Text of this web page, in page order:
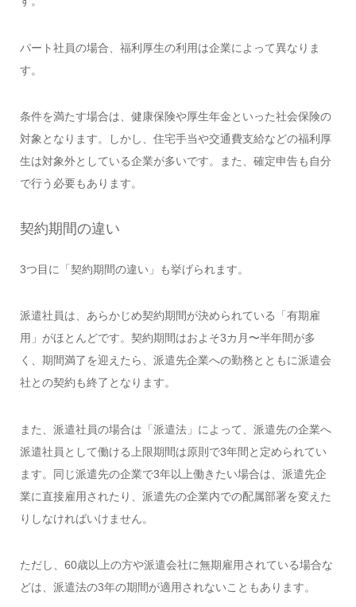
パート社員の場合、福利厚生の利用は企業によって異なりま
す。
条件を満たす場合は、健康保険や厚生年金といった社会保険の
対象となります。しかし、住宅手当や交通費支給などの福利厚
生は対象外としている企業が多いです。また、確定申告も自分
で行う必要もあります。
契約期間の違い
3つ目に「契約期間の違い」も挙げられます。
派遣社員は、あらかじめ契約期間が決められている「有期雇
用」がほとんどです。契約期間はおよそ3カ月〜半年間が多
く、期間満了を迎えたら、派遣先企業への勤務とともに派遣会
社との契約も終了となります。
また、派遣社員の場合は「派遣法」によって、派遣先の企業へ
派遣社員として働ける上限期間は原則で3年間と定められてい
ます。同じ派遣先の企業で3年以上働きたい場合は、派遣先企
業に直接雇用されたり、派遣先の企業内での配属部署を変えた
りしなければいけません。
ただし、60歳以上の方や派遣会社に無期雇用されている場合な
どは、派遣法の3年の期間が適用されないこともあります。